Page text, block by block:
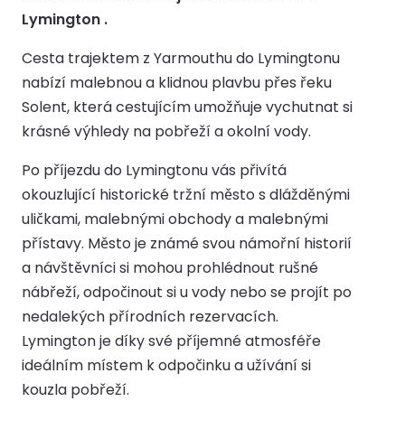
Lymington .
Cesta trajektem z Yarmouthu do Lymingtonu
nabízí malebnou a klidnou plavbu přes řeku
Solent, která cestujícím umožňuje vychutnat si
krásné výhledy na pobřeží a okolní vody.
Po příjezdu do Lymingtonu vás přivítá
okouzlující historické tržní město s dlážděnými
uličkami, malebnými obchody a malebnými
přístavy. Město je známé svou námořní historií
a návštěvníci si mohou prohlédnout rušné
nábřeží, odpočinout si u vody nebo se projít po
nedalekých přírodních rezervacích.
Lymington je díky své příjemné atmosféře
ideálním místem k odpočinku a užívání si
kouzla pobřeží.